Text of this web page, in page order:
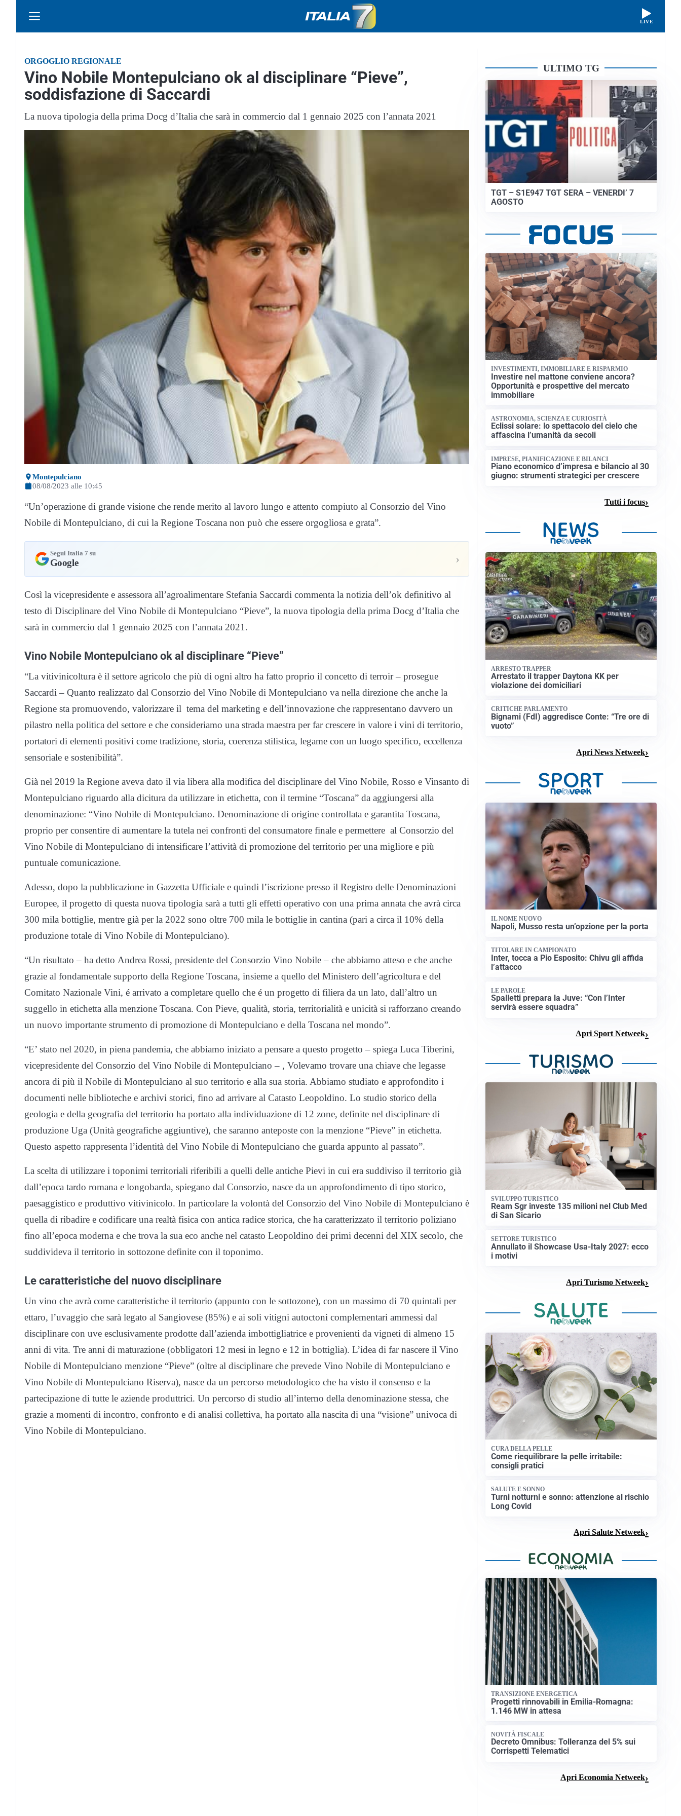
LIVE
ORGOGLIO REGIONALE
Vino Nobile Montepulciano ok al disciplinare “Pieve”,
soddisfazione di Saccardi
La nuova tipologia della prima Docg d’Italia che sarà in commercio dal 1 gennaio 2025 con l’annata 2021
Montepulciano
08/08/2023 alle 10:45
“Un’operazione di grande visione che rende merito al lavoro lungo e attento compiuto al Consorzio del Vino
Nobile di Montepulciano, di cui la Regione Toscana non può che essere orgogliosa e grata”.
Segui Italia 7 su
Google ›
Così la vicepresidente e assessora all’agroalimentare Stefania Saccardi commenta la notizia dell’ok definitivo al
testo di Disciplinare del Vino Nobile di Montepulciano “Pieve”, la nuova tipologia della prima Docg d’Italia che
sarà in commercio dal 1 gennaio 2025 con l’annata 2021.
Vino Nobile Montepulciano ok al disciplinare “Pieve”
“La vitivinicoltura è il settore agricolo che più di ogni altro ha fatto proprio il concetto di terroir – prosegue
Saccardi – Quanto realizzato dal Consorzio del Vino Nobile di Montepulciano va nella direzione che anche la
Regione sta promuovendo, valorizzare il tema del marketing e dell’innovazione che rappresentano davvero un
pilastro nella politica del settore e che consideriamo una strada maestra per far crescere in valore i vini di territorio,
portatori di elementi positivi come tradizione, storia, coerenza stilistica, legame con un luogo specifico, eccellenza
sensoriale e sostenibilità”.
Già nel 2019 la Regione aveva dato il via libera alla modifica del disciplinare del Vino Nobile, Rosso e Vinsanto di
Montepulciano riguardo alla dicitura da utilizzare in etichetta, con il termine “Toscana” da aggiungersi alla
denominazione: “Vino Nobile di Montepulciano. Denominazione di origine controllata e garantita Toscana,
proprio per consentire di aumentare la tutela nei confronti del consumatore finale e permettere al Consorzio del
Vino Nobile di Montepulciano di intensificare l’attività di promozione del territorio per una migliore e più
puntuale comunicazione.
Adesso, dopo la pubblicazione in Gazzetta Ufficiale e quindi l’iscrizione presso il Registro delle Denominazioni
Europee, il progetto di questa nuova tipologia sarà a tutti gli effetti operativo con una prima annata che avrà circa
300 mila bottiglie, mentre già per la 2022 sono oltre 700 mila le bottiglie in cantina (pari a circa il 10% della
produzione totale di Vino Nobile di Montepulciano).
“Un risultato – ha detto Andrea Rossi, presidente del Consorzio Vino Nobile – che abbiamo atteso e che anche
grazie al fondamentale supporto della Regione Toscana, insieme a quello del Ministero dell’agricoltura e del
Comitato Nazionale Vini, é arrivato a completare quello che é un progetto di filiera da un lato, dall’altro un
suggello in etichetta alla menzione Toscana. Con Pieve, qualità, storia, territorialità e unicità si rafforzano creando
un nuovo importante strumento di promozione di Montepulciano e della Toscana nel mondo”.
“E’ stato nel 2020, in piena pandemia, che abbiamo iniziato a pensare a questo progetto – spiega Luca Tiberini,
vicepresidente del Consorzio del Vino Nobile di Montepulciano – , Volevamo trovare una chiave che legasse
ancora di più il Nobile di Montepulciano al suo territorio e alla sua storia. Abbiamo studiato e approfondito i
documenti nelle biblioteche e archivi storici, fino ad arrivare al Catasto Leopoldino. Lo studio storico della
geologia e della geografia del territorio ha portato alla individuazione di 12 zone, definite nel disciplinare di
produzione Uga (Unità geografiche aggiuntive), che saranno anteposte con la menzione “Pieve” in etichetta.
Questo aspetto rappresenta l’identità del Vino Nobile di Montepulciano che guarda appunto al passato”.
La scelta di utilizzare i toponimi territoriali riferibili a quelli delle antiche Pievi in cui era suddiviso il territorio già
dall’epoca tardo romana e longobarda, spiegano dal Consorzio, nasce da un approfondimento di tipo storico,
paesaggistico e produttivo vitivinicolo. In particolare la volontà del Consorzio del Vino Nobile di Montepulciano è
quella di ribadire e codificare una realtà fisica con antica radice storica, che ha caratterizzato il territorio poliziano
fino all’epoca moderna e che trova la sua eco anche nel catasto Leopoldino dei primi decenni del XIX secolo, che
suddivideva il territorio in sottozone definite con il toponimo.
Le caratteristiche del nuovo disciplinare
Un vino che avrà come caratteristiche il territorio (appunto con le sottozone), con un massimo di 70 quintali per
ettaro, l’uvaggio che sarà legato al Sangiovese (85%) e ai soli vitigni autoctoni complementari ammessi dal
disciplinare con uve esclusivamente prodotte dall’azienda imbottigliatrice e provenienti da vigneti di almeno 15
anni di vita. Tre anni di maturazione (obbligatori 12 mesi in legno e 12 in bottiglia). L’idea di far nascere il Vino
Nobile di Montepulciano menzione “Pieve” (oltre al disciplinare che prevede Vino Nobile di Montepulciano e
Vino Nobile di Montepulciano Riserva), nasce da un percorso metodologico che ha visto il consenso e la
partecipazione di tutte le aziende produttrici. Un percorso di studio all’interno della denominazione stessa, che
grazie a momenti di incontro, confronto e di analisi collettiva, ha portato alla nascita di una “visione” univoca di
Vino Nobile di Montepulciano.
ULTIMO TG
TGT – S1E947 TGT SERA – VENERDI’ 7
AGOSTO
INVESTIMENTI, IMMOBILIARE E RISPARMIO
Investire nel mattone conviene ancora?
Opportunità e prospettive del mercato
immobiliare
ASTRONOMIA, SCIENZA E CURIOSITÀ
Eclissi solare: lo spettacolo del cielo che
affascina l’umanità da secoli
IMPRESE, PIANIFICAZIONE E BILANCI
Piano economico d’impresa e bilancio al 30
giugno: strumenti strategici per crescere
Tutti i focus
ARRESTO TRAPPER
Arrestato il trapper Daytona KK per
violazione dei domiciliari
CRITICHE PARLAMENTO
Bignami (FdI) aggredisce Conte: “Tre ore di
vuoto”
Apri News Netweek
IL NOME NUOVO
Napoli, Musso resta un’opzione per la porta
TITOLARE IN CAMPIONATO
Inter, tocca a Pio Esposito: Chivu gli affida
l’attacco
LE PAROLE
Spalletti prepara la Juve: “Con l’Inter
servirà essere squadra”
Apri Sport Netweek
SVILUPPO TURISTICO
Ream Sgr investe 135 milioni nel Club Med
di San Sicario
SETTORE TURISTICO
Annullato il Showcase Usa-Italy 2027: ecco
i motivi
Apri Turismo Netweek
CURA DELLA PELLE
Come riequilibrare la pelle irritabile:
consigli pratici
SALUTE E SONNO
Turni notturni e sonno: attenzione al rischio
Long Covid
Apri Salute Netweek
TRANSIZIONE ENERGETICA
Progetti rinnovabili in Emilia-Romagna:
1.146 MW in attesa
NOVITÀ FISCALE
Decreto Omnibus: Tolleranza del 5% sui
Corrispetti Telematici
Apri Economia Netweek